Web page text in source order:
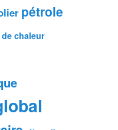
pétrole
chaleur